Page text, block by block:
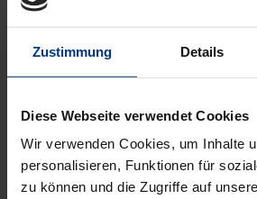
Zustimmung Details
Diese Webseite verwendet Cookies
Wir verwenden Cookies, um Inhalte
personalisieren, Funktionen für
zu können und die Zugriffe auf
die drei Finanzmanagement-
Ausschüttungsquote wird
Management untersucht. Die
analysiert dabei den
Diversifikations-, Innovations- und
Wachstumsstrategie und dem